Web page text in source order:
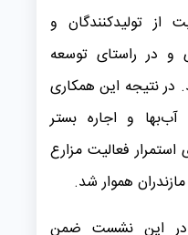
تولیدکنندگان و
و در راستای توسعه
در نتیجه این همکاری
و اجاره بستر
فعالیت مزارع
هموار شد.
در این نشست ضمن